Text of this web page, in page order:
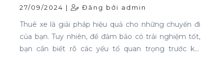
27/09/2024 | Đăng bởi admin
Thuê xe là giải pháp hiệu quả cho những chuyến đi
của bạn. Tuy nhiên, để đảm bảo có trải nghiệm tốt,
bạn cần biết rõ các yếu tố quan trọng trước khi